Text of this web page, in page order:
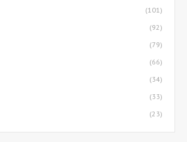
(101)
(92)
(79)
(66)
(34)
(33)
(23)